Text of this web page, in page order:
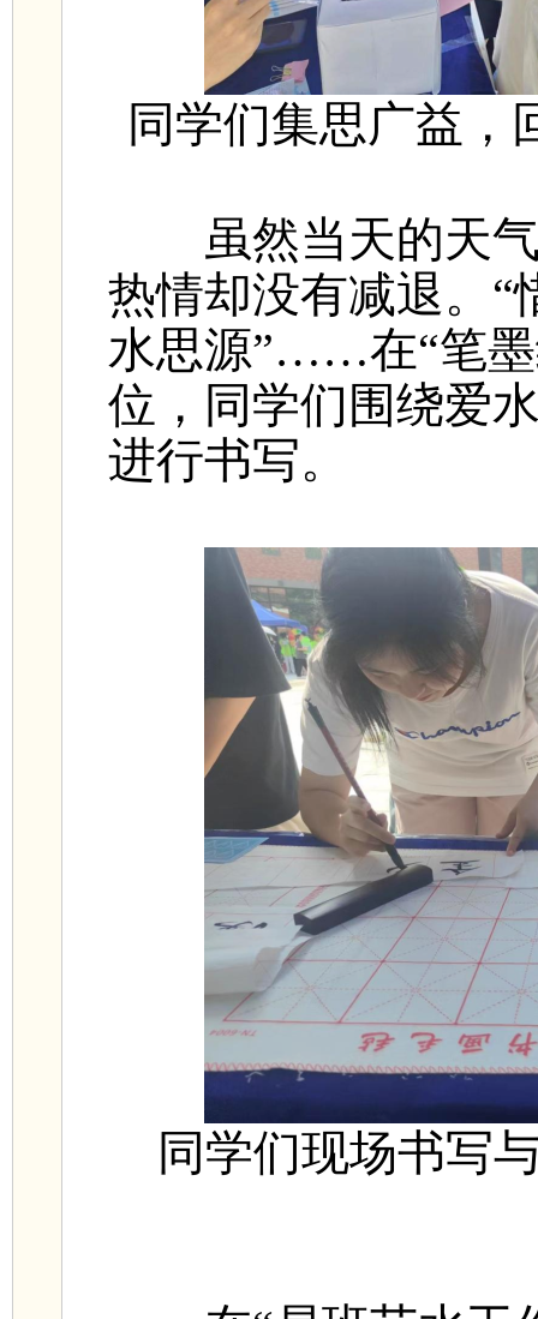
同学们集思广益
虽然当天的天气
热情却没有减退。“
水思源”……在“笔墨
位，同学们围绕爱
进行书写。
同学们现场书写